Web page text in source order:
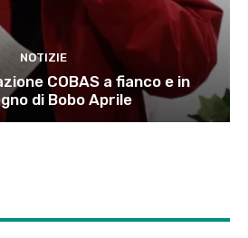
NOTIZIE
COBAS a fianco e in
di Bobo Aprile